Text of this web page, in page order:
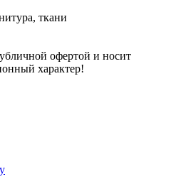
ткани
офертой и носит
характер!